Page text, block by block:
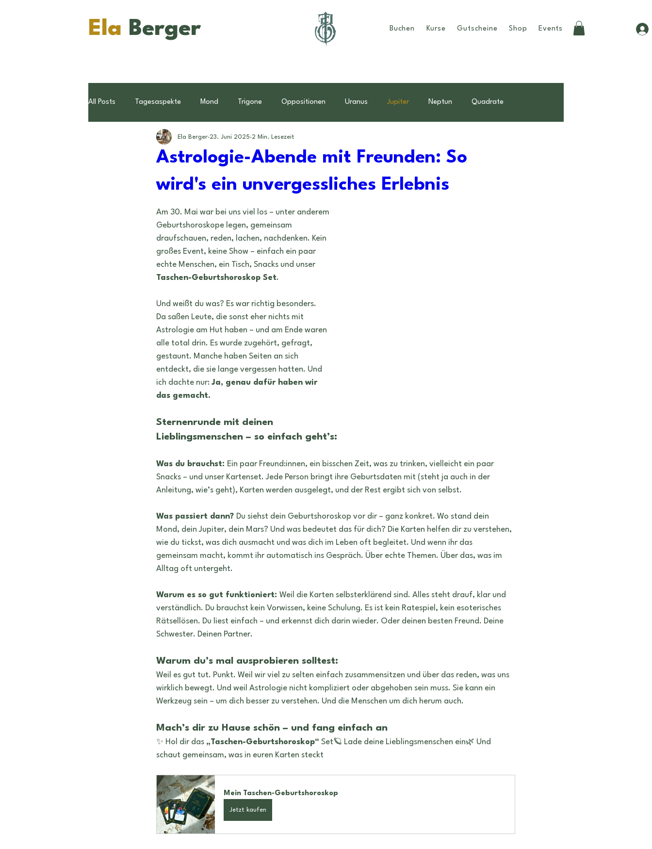
Ela Berger Buchen Kurse Gutscheine Shop Events
All Posts Tagesaspekte Mond Trigone Oppositionen Uranus Jupiter Neptun Quadrate
Pluto Widder Muttertag
Ratschläge Monatsübersicht sonne energien männlichkeit weiblichkeit
Astrologie-Abende mit Freunden: So
wird's ein unvergessliches Erlebnis
Ela Berger 23. Juni 2025 2 Min. Lesezeit
Am 30. Mai war bei uns viel los – unter anderem
Geburtshoroskope legen, gemeinsam
draufschauen, reden, lachen, nachdenken. Kein
großes Event, keine Show – einfach ein paar
echte Menschen, ein Tisch, Snacks und unser
Taschen-Geburtshoroskop Set.
Und weißt du was? Es war richtig besonders.
Da saßen Leute, die sonst eher nichts mit
Astrologie am Hut haben – und am Ende waren
alle total drin. Es wurde zugehört, gefragt,
gestaunt. Manche haben Seiten an sich
entdeckt, die sie lange vergessen hatten. Und
ich dachte nur: Ja, genau dafür haben wir
das gemacht.
Sternenrunde mit deinen
Lieblingsmenschen – so einfach geht’s:
Was du brauchst: Ein paar Freund:innen, ein bisschen Zeit, was zu trinken, vielleicht ein paar
Snacks – und unser Kartenset. Jede Person bringt ihre Geburtsdaten mit (steht ja auch in der
Anleitung, wie’s geht), Karten werden ausgelegt, und der Rest ergibt sich von selbst.
Was passiert dann? Du siehst dein Geburtshoroskop vor dir – ganz konkret. Wo stand dein
Mond, dein Jupiter, dein Mars? Und was bedeutet das für dich? Die Karten helfen dir zu verstehen,
wie du tickst, was dich ausmacht und was dich im Leben oft begleitet. Und wenn ihr das
gemeinsam macht, kommt ihr automatisch ins Gespräch. Über echte Themen. Über das, was im
Alltag oft untergeht.
Warum es so gut funktioniert: Weil die Karten selbsterklärend sind. Alles steht drauf, klar und
verständlich. Du brauchst kein Vorwissen, keine Schulung. Es ist kein Ratespiel, kein esoterisches
Rätsellösen. Du liest einfach – und erkennst dich darin wieder. Oder deinen besten Freund. Deine
Schwester. Deinen Partner.
Warum du’s mal ausprobieren solltest:
Weil es gut tut. Punkt. Weil wir viel zu selten einfach zusammensitzen und über das reden, was uns
wirklich bewegt. Und weil Astrologie nicht kompliziert oder abgehoben sein muss. Sie kann ein
Werkzeug sein – um dich besser zu verstehen. Und die Menschen um dich herum auch.
Mach’s dir zu Hause schön – und fang einfach an
✨ Hol dir das „Taschen-Geburtshoroskop“ Set🪐 Lade deine Lieblingsmenschen ein🌿 Und
schaut gemeinsam, was in euren Karten steckt
Mein Taschen-Geburtshoroskop
Jetzt kaufen